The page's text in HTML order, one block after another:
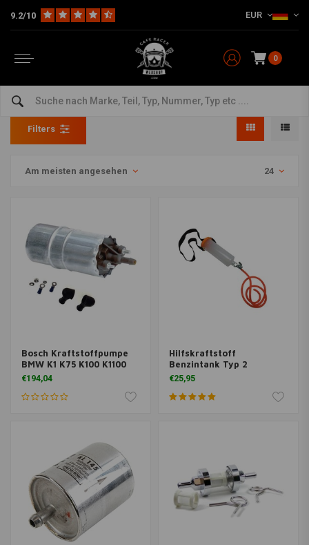
9.2/10 EUR
0
Benzin
Home The Workshop Motorrad-Wartungsfilter Benzin
Filters
Am meisten angesehen 24
Bosch Kraftstoffpumpe
BMW K1 K75 K100 K1100
€194,04
Hilfskraftstoff
Benzintank Typ 2
€25,95